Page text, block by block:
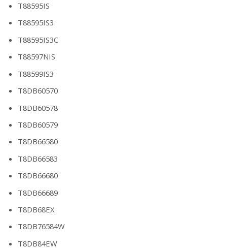
T88595IS
T88595IS3
T88595IS3C
T88597NIS
T88599IS3
T8DB60570
T8DB60578
T8DB60579
T8DB66580
T8DB66583
T8DB66680
T8DB66689
T8DB68EX
T8DB76584W
T8DB84EW